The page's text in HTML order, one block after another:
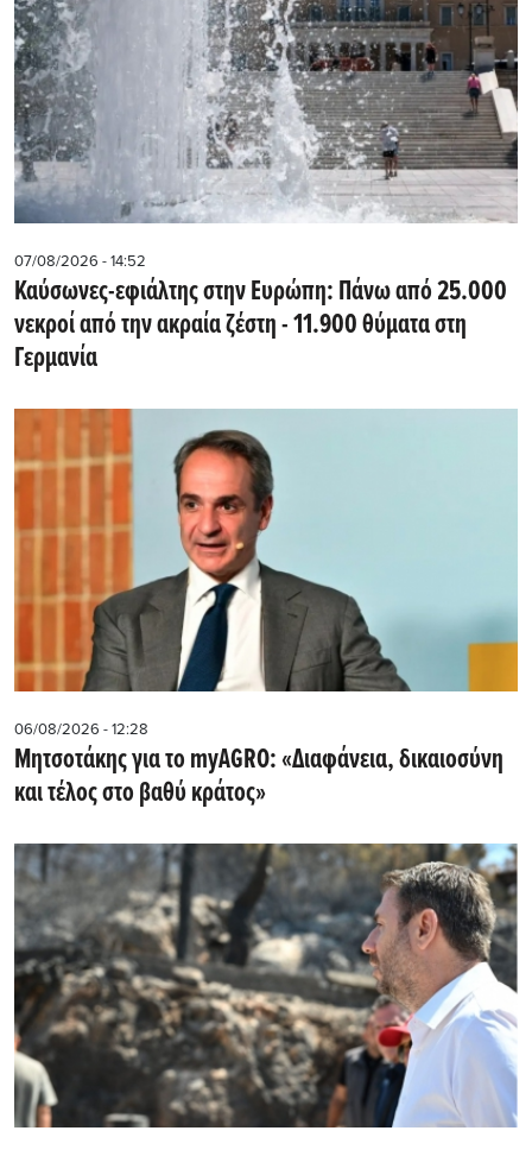
07/08/2026 - 14:52
Καύσωνες-εφιάλτης στην Ευρώπη: Πάνω από 25.000
νεκροί από την ακραία ζέστη - 11.900 θύματα στη
Γερμανία
06/08/2026 - 12:28
Μητσοτάκης για το myAGRO: «Διαφάνεια, δικαιοσύνη
και τέλος στο βαθύ κράτος»